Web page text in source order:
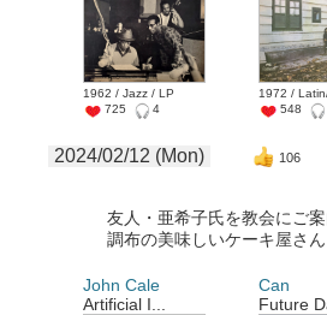
1962 / Jazz / LP
725
4
1972 /
548
2024/02/12 (Mon) 106
友人・亜希子氏を教会にご案
調布の美味しいケーキ屋さ
John Cale
Artificial I...
Can
Future